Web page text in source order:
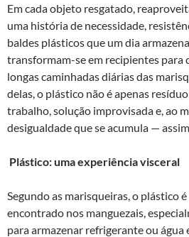
Em cada objeto resgatado,
uma história de necessidade,
baldes plásticos que um dia
transformam-se em recipientes para
longas caminhadas diárias das
delas, o plástico não é apenas
trabalho, solução improvisada e, ao
desigualdade que se acumula —
Plástico: uma experiência visceral
Segundo as marisqueiras, o plástico
encontrado nos manguezais,
para armazenar refrigerante ou água